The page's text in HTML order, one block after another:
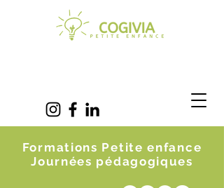
Formations Petite enfance
Journées pédagogiques